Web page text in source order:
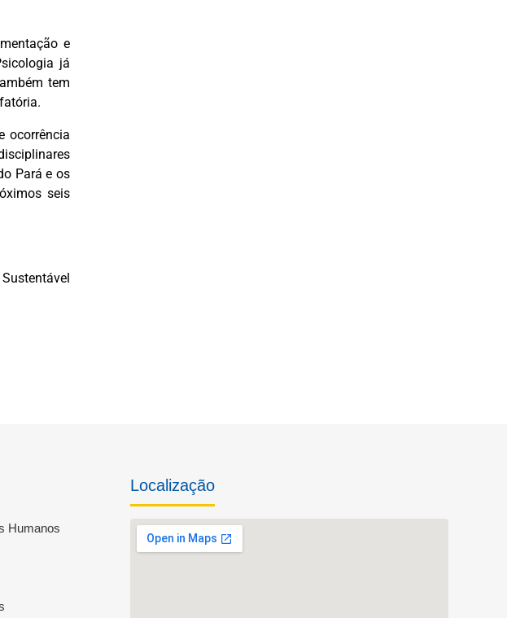
e
já
tem
ocorrência
Pará e os
seis
Humanos
Localização